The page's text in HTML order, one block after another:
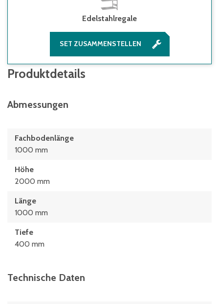
Edelstahlregale
SET ZUSAMMENSTELLEN
Produktdetails
Abmessungen
Fachbodenlänge
1000 mm
Höhe
2000 mm
Länge
1000 mm
Tiefe
400 mm
Technische Daten